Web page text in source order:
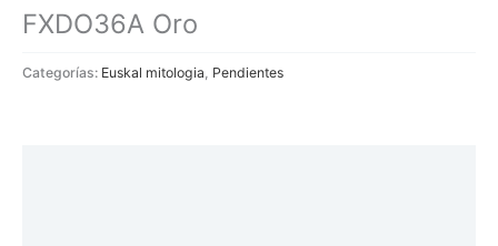
FXDO36A Oro
Categorías: Euskal mitologia Pendientes